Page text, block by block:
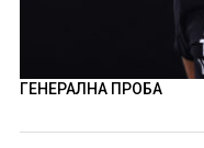
ГЕНЕРАЛНА ПРОБА